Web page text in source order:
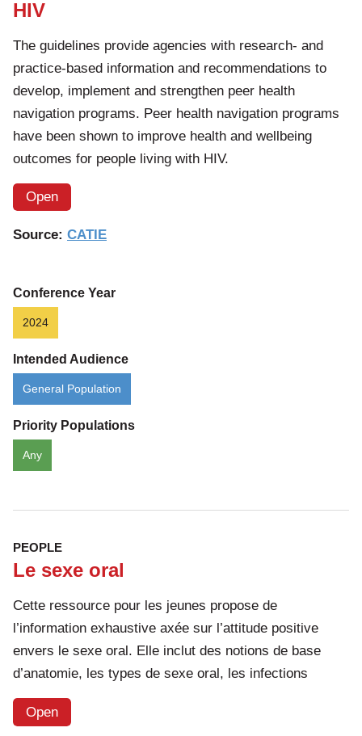
HIV
The guidelines provide agencies with research- and
practice-based information and recommendations to
develop, implement and strengthen peer health
navigation programs. Peer health navigation programs
have been shown to improve health and wellbeing
outcomes for people living with HIV.
Open
Source: CATIE
Conference Year
2024
Intended Audience
General Population
Priority Populations
Any
PEOPLE
Le sexe oral
Cette ressource pour les jeunes propose de
l’information exhaustive axée sur l’attitude positive
envers le sexe oral. Elle inclut des notions de base
d’anatomie, les types de sexe oral, les infections
Open